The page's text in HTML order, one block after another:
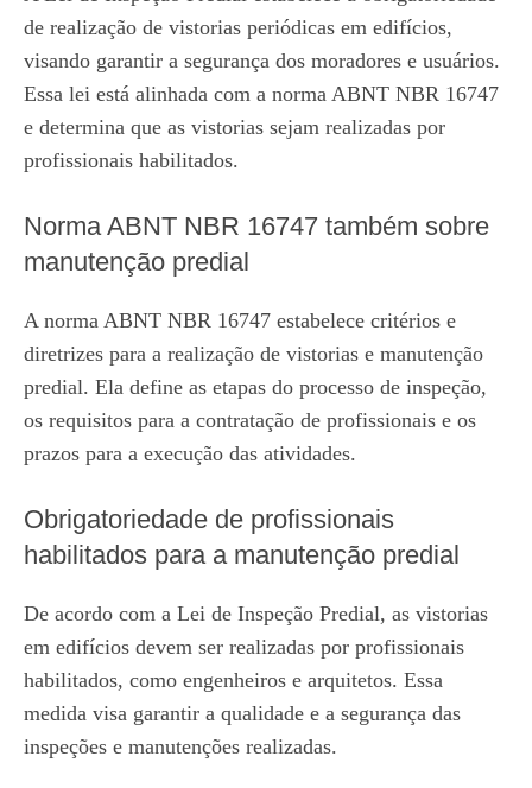
de realização de vistorias periódicas em edifícios,
visando garantir a segurança dos moradores e usuários.
Essa lei está alinhada com a norma ABNT NBR 16747
e determina que as vistorias sejam realizadas por
profissionais habilitados.
Norma ABNT NBR 16747 também sobre
manutenção predial
A norma ABNT NBR 16747 estabelece critérios e
diretrizes para a realização de vistorias e manutenção
predial. Ela define as etapas do processo de inspeção,
os requisitos para a contratação de profissionais e os
prazos para a execução das atividades.
Obrigatoriedade de profissionais
habilitados para a manutenção predial
De acordo com a Lei de Inspeção Predial, as vistorias
em edifícios devem ser realizadas por profissionais
habilitados, como engenheiros e arquitetos. Essa
medida visa garantir a qualidade e a segurança das
inspeções e manutenções realizadas.